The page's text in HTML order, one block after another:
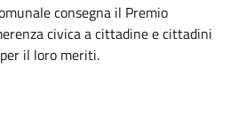
consegna il Premio
civica a cittadine e cittadini
il loro meriti.